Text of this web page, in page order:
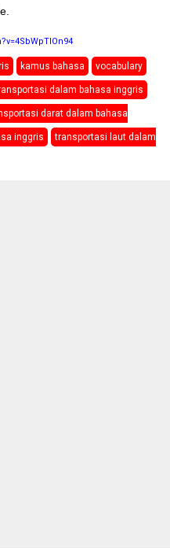
kamus bahasa vocabulary
dalam bahasa inggris
darat dalam bahasa
inggris transportasi laut dalam